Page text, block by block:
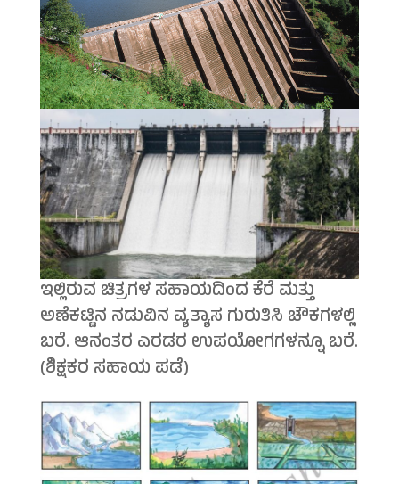
ಇಲ್ಲಿರುವ ಚಿತ್ರಗಳ ಸಹಾಯದಿಂದ ಕೆರೆ ಮತ್ತು
ಅಣೆಕಟ್ಟಿನ ನಡುವಿನ ವ್ಯತ್ಯಾಸ ಗುರುತಿಸಿ ಚೌಕಗಳಲ್ಲಿ
ಬರೆ. ಆನಂತರ ಎರಡರ ಉಪಯೋಗಗಳನ್ನೂ ಬರೆ.
(ಶಿಕ್ಷಕರ ಸಹಾಯ ಪಡೆ)